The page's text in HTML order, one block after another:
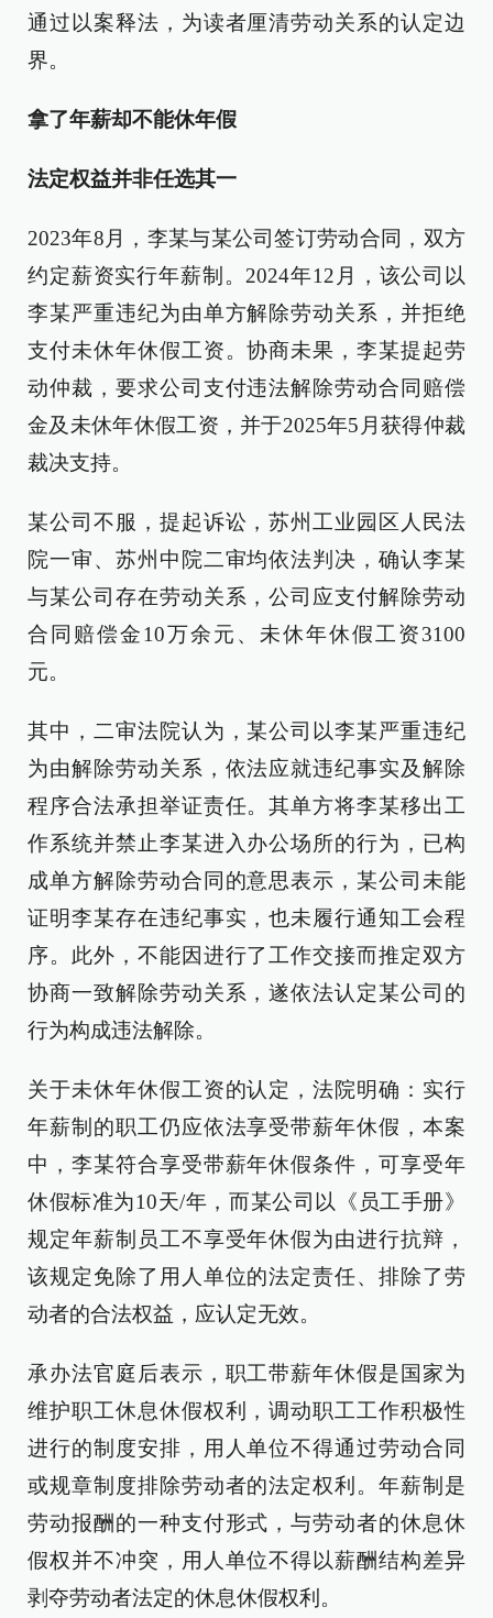
通过以案释法，为读者厘清劳动关系的认定边
界。
拿了年薪却不能休年假
法定权益并非任选其一
2023年8月，李某与某公司签订劳动合同，双方
约定薪资实行年薪制。2024年12月，该公司以
李某严重违纪为由单方解除劳动关系，并拒绝
支付未休年休假工资。协商未果，李某提起劳
动仲裁，要求公司支付违法解除劳动合同赔偿
金及未休年休假工资，并于2025年5月获得仲裁
裁决支持。
某公司不服，提起诉讼，苏州工业园区人民法
院一审、苏州中院二审均依法判决，确认李某
与某公司存在劳动关系，公司应支付解除劳动
合同赔偿金10万余元、未休年休假工资3100
元。
其中，二审法院认为，某公司以李某严重违纪
为由解除劳动关系，依法应就违纪事实及解除
程序合法承担举证责任。其单方将李某移出工
作系统并禁止李某进入办公场所的行为，已构
成单方解除劳动合同的意思表示，某公司未能
证明李某存在违纪事实，也未履行通知工会程
序。此外，不能因进行了工作交接而推定双方
协商一致解除劳动关系，遂依法认定某公司的
行为构成违法解除。
关于未休年休假工资的认定，法院明确：实行
年薪制的职工仍应依法享受带薪年休假，本案
中，李某符合享受带薪年休假条件，可享受年
休假标准为10天/年，而某公司以《员工手册》
规定年薪制员工不享受年休假为由进行抗辩，
该规定免除了用人单位的法定责任、排除了劳
动者的合法权益，应认定无效。
承办法官庭后表示，职工带薪年休假是国家为
维护职工休息休假权利，调动职工工作积极性
进行的制度安排，用人单位不得通过劳动合同
或规章制度排除劳动者的法定权利。年薪制是
劳动报酬的一种支付形式，与劳动者的休息休
假权并不冲突，用人单位不得以薪酬结构差异
剥夺劳动者法定的休息休假权利。